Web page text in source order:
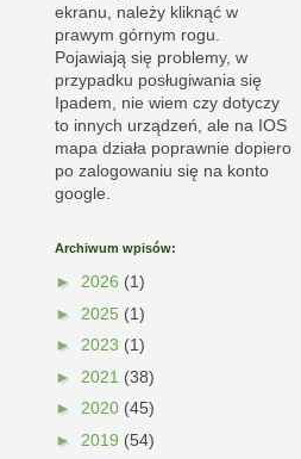
ekranu, należy kliknąć w
prawym górnym rogu.
Pojawiają się problemy, w
przypadku posługiwania się
Ipadem, nie wiem czy dotyczy
to innych urządzeń, ale na IOS
mapa działa poprawnie dopiero
po zalogowaniu się na konto
google.
Archiwum wpisów:
► 2026 (1)
► 2025 (1)
► 2023 (1)
► 2021 (38)
► 2020 (45)
► 2019 (54)